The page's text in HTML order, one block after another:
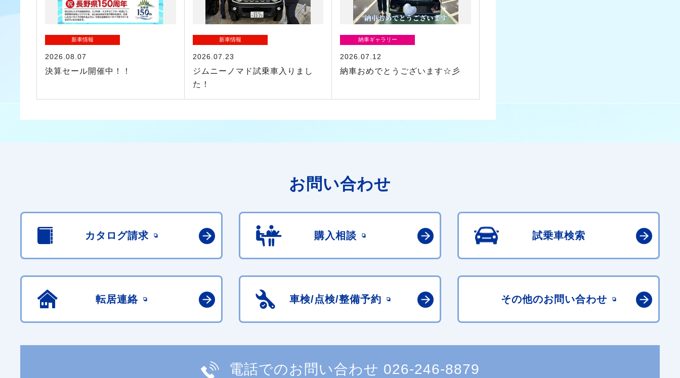
新車情報
2026.08.07
決算セール開催中！！
新車情報
2026.07.23
ジムニーノマド試乗車入りまし
た！
納車ギャラリー
2026.07.12
納車おめでとうございます☆彡
お問い合わせ
カタログ請求 購入相談 試乗車検索
転居連絡 車検/点検/整備予約 その他のお問い合わせ
電話でのお問い合わせ 026-246-8879